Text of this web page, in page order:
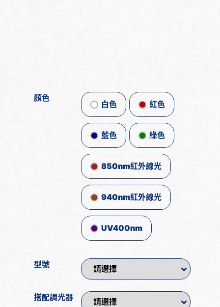
顏色
白色 紅色
藍色 綠色
850nm紅外線光
940nm紅外線光
UV400nm
型號
搭配調光器